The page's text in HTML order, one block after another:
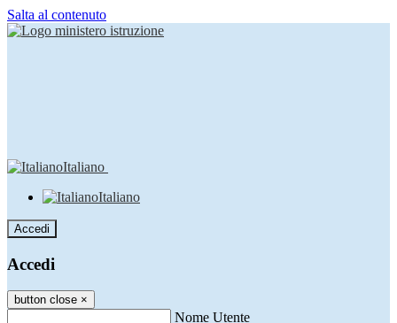
Salta al contenuto
Italiano
Italiano
Accedi
Accedi
button close ×
Nome Utente